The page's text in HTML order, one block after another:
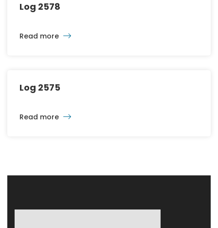
Log 2578
Read more
Log 2575
Read more